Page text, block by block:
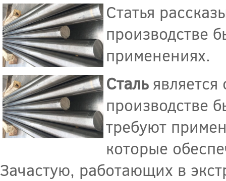
Статья
производстве
применениях.
Стальявляется
производстве
требуют
которые
Зачастую, работающих в